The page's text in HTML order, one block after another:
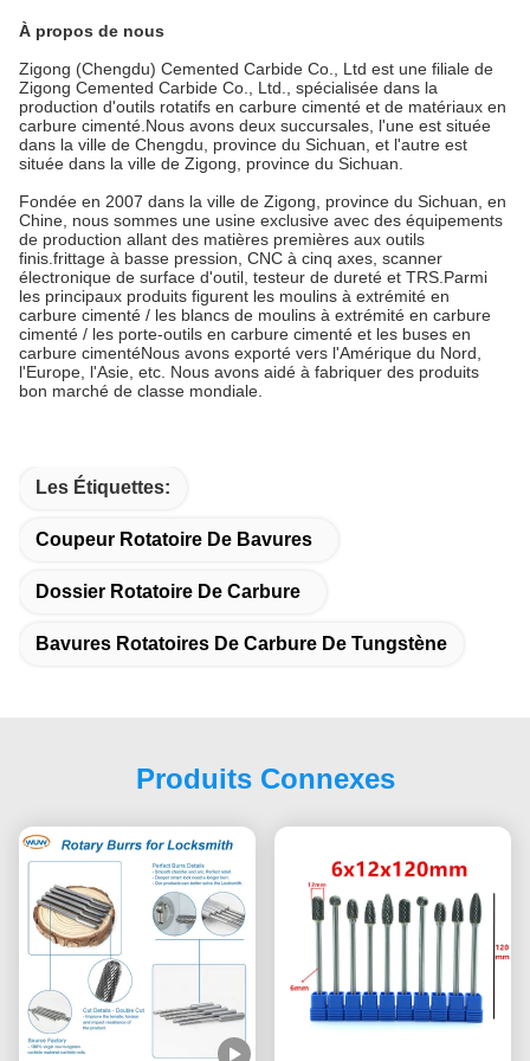
À propos de nous
Zigong (Chengdu) Cemented Carbide Co., Ltd est une filiale de
Zigong Cemented Carbide Co., Ltd., spécialisée dans la
production d'outils rotatifs en carbure cimenté et de matériaux en
carbure cimenté.Nous avons deux succursales, l'une est située
dans la ville de Chengdu, province du Sichuan, et l'autre est
située dans la ville de Zigong, province du Sichuan.
Fondée en 2007 dans la ville de Zigong, province du Sichuan, en
Chine, nous sommes une usine exclusive avec des équipements
de production allant des matières premières aux outils
finis.frittage à basse pression, CNC à cinq axes, scanner
électronique de surface d'outil, testeur de dureté et TRS.Parmi
les principaux produits figurent les moulins à extrémité en
carbure cimenté / les blancs de moulins à extrémité en carbure
cimenté / les porte-outils en carbure cimenté et les buses en
carbure cimentéNous avons exporté vers l'Amérique du Nord,
l'Europe, l'Asie, etc. Nous avons aidé à fabriquer des produits
bon marché de classe mondiale.
Les Étiquettes:
Coupeur Rotatoire De Bavures
Dossier Rotatoire De Carbure
Bavures Rotatoires De Carbure De Tungstène
Produits Connexes